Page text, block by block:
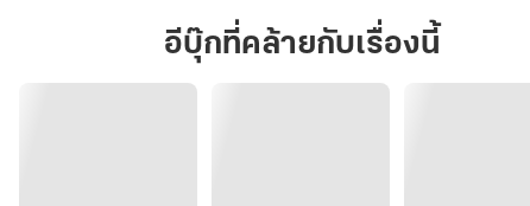
คุณ
ไม่
รัก
อีบุ๊กที่คล้ายกับเรื่องนี้